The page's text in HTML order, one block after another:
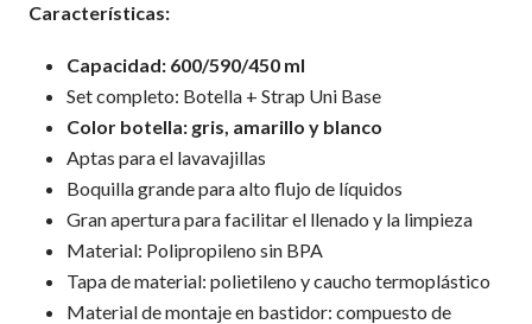
Características:
Capacidad: 600/590/450 ml
Set completo: Botella + Strap Uni Base
Color botella: gris, amarillo y blanco
Aptas para el lavavajillas
Boquilla grande para alto flujo de líquidos
Gran apertura para facilitar el llenado y la limpieza
Material: Polipropileno sin BPA
Tapa de material: polietileno y caucho termoplástico
Material de montaje en bastidor: compuesto de